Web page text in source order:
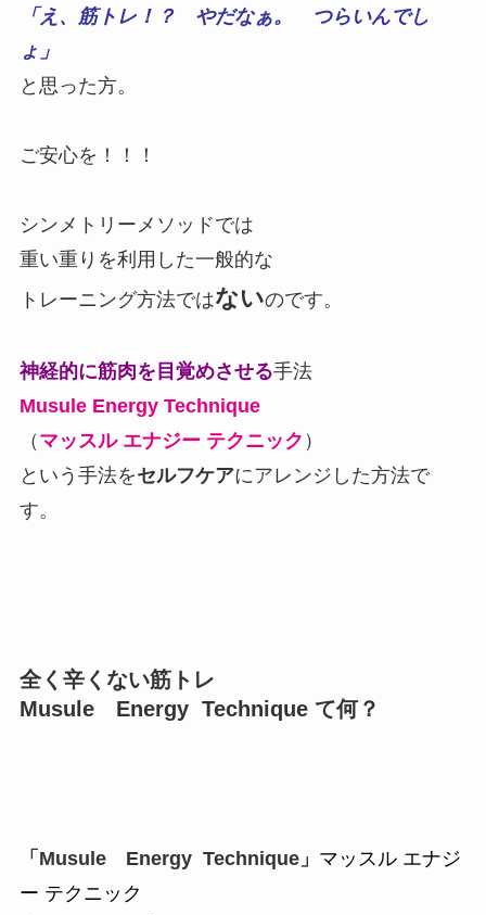
「え、筋トレ！？ やだなぁ。
つらいんでし
ょ」
と思った方。
ご安心を！！！
シンメトリーメソッドでは
重い重りを利用した一般的な
トレーニング方法ではないのです。
神経的に筋肉を目覚めさせる手法
Musule Energy Technique
（ マッスル エナジー テクニック ）
という手法をセルフケアにアレンジした方法で
す。
全く辛くない筋トレ
Musule Energy Technique て何？
「Musule Energy Technique」 マッスル エナジ
ー テクニック